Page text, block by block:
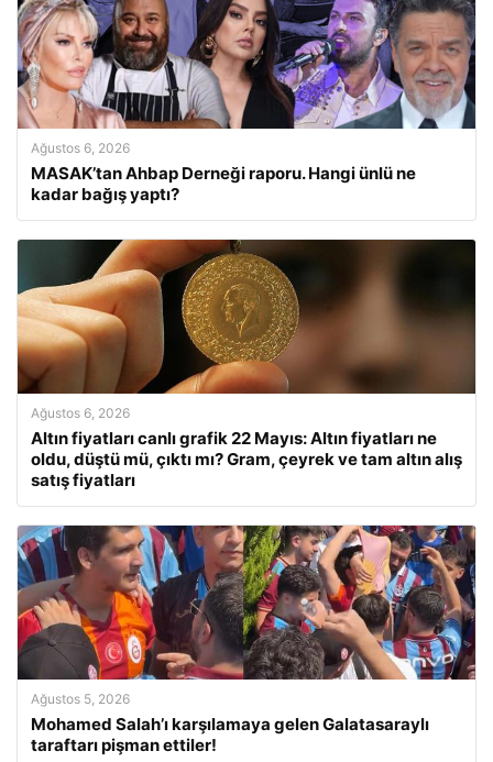
Ağustos 6, 2026
MASAK’tan Ahbap Derneği raporu. Hangi ünlü ne
kadar bağış yaptı?
Ağustos 6, 2026
Altın fiyatları canlı grafik 22 Mayıs: Altın fiyatları ne
oldu, düştü mü, çıktı mı? Gram, çeyrek ve tam altın alış
satış fiyatları
Ağustos 5, 2026
Mohamed Salah’ı karşılamaya gelen Galatasaraylı
taraftarı pişman ettiler!